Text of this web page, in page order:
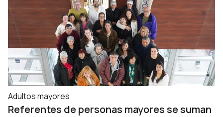
Adultos mayores
Referentes de personas mayores se suman